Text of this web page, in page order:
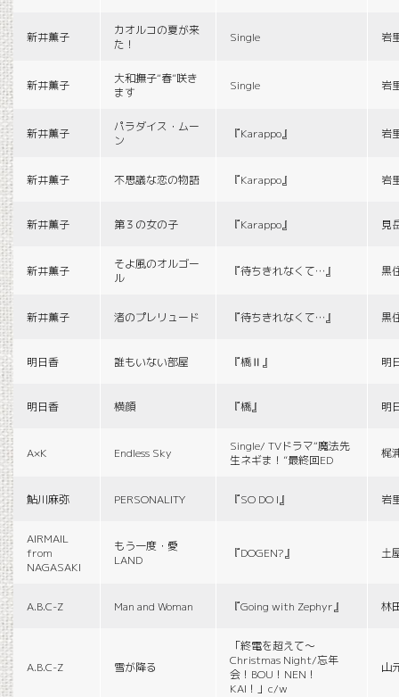
新井薫子
カオルコの夏が来
た！
Single 岩
新井薫子
大和撫子“春”咲き
ます
Single 岩
新井薫子
パラダイス・ムー
ン
『Karappo』 岩
新井薫子 不思議な恋の物語 『Karappo』 岩
新井薫子 第３の女の子 『Karappo』 見
新井薫子
そよ風のオルゴー
ル
『待ちきれなくて…』 黒
新井薫子 渚のプレリュード 『待ちきれなくて…』 黒
明日香 誰もいない部屋 『橋Ⅱ』 明
明日香 横顔 『橋』 明
A×K Endless Sky
Single/ TVドラマ“魔法先
生ネギま！”最終回ED
梶
鮎川麻弥 PERSONALITY 『SO DO I』 岩
AIRMAIL
from
NAGASAKI
もう一度・愛
LAND
『DOGEN?』 土
A.B.C-Z Man and Woman 『Going with Zephyr』 林
A.B.C-Z 雪が降る
「終電を超えて～
Christmas Night/忘年
会！BOU！NEN！
KAI！」c/w
山